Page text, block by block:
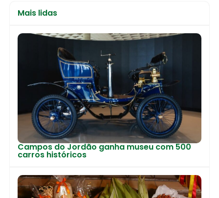
Mais lidas
Campos do Jordão ganha museu com 500
carros históricos